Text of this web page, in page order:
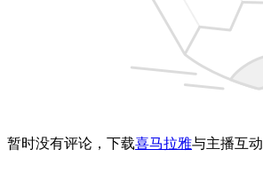
暂时没有评论，下载喜马拉雅与主播互动